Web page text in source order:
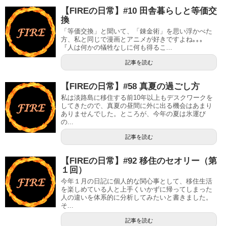
【FIREの日常】#10 田舎暮らしと等価交
換
「等価交換」と聞いて、「錬金術」を思い浮かべた
方、私と同じで漫画とアニメが好きですよね｡｡｡
『人は何かの犠牲なしに何も得るこ...
記事を読む
【FIREの日常】#58 真夏の過ごし方
私は淡路島に移住する前10年以上もデスクワークを
してきたので、真夏の昼間に外に出る機会はあまり
ありませんでした。ところが、今年の夏は氷運び
の...
記事を読む
【FIREの日常】#92 移住のセオリー（第
１回）
今年１月の日記に個人的な関心事として、移住生活
を楽しめている人と上手くいかずに帰ってしまった
人の違いを体系的に分析してみたいと書きました。
そ...
記事を読む